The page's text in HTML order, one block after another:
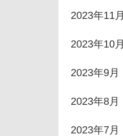
2023年11月
2023年10月
2023年9月
2023年8月
2023年7月